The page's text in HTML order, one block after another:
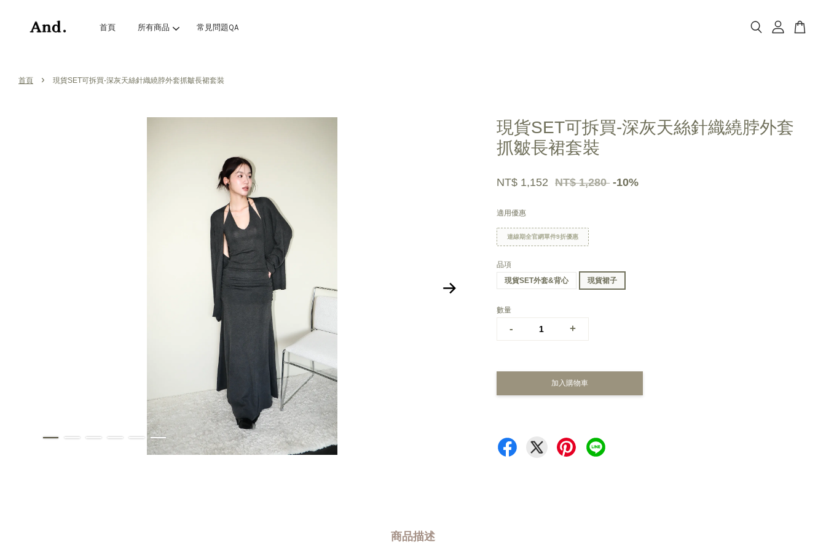
首頁 所有商品 常見問題QA
首頁 › 現貨SET可拆買-深灰天絲針織繞脖外套抓皺長裙套裝
現貨SET可拆買-深灰天絲針織繞脖外套
抓皺長裙套裝
NT$ 1,152 NT$ 1,280 -10%
適用優惠
連線期全官網單件9折優惠
品項
現貨SET外套&背心
現貨裙子
數量
- +
加入購物車
商品描述